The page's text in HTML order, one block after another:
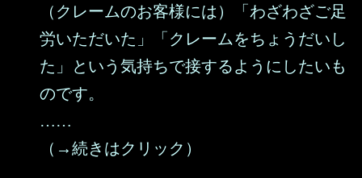
（クレームのお客様には）「わざわざご足
労いただいた」「クレームをちょうだいし
た」という気持ちで接するようにしたいも
のです。
……
（→続きはクリック）